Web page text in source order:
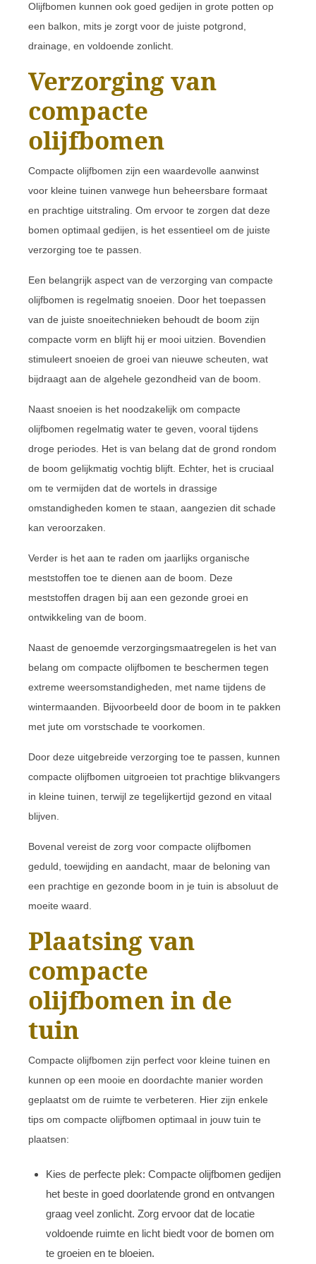
Olijfbomen kunnen ook goed gedijen in grote potten op
een balkon, mits je zorgt voor de juiste potgrond,
drainage, en voldoende zonlicht.
Verzorging van
compacte
olijfbomen
Compacte olijfbomen zijn een waardevolle aanwinst
voor kleine tuinen vanwege hun beheersbare formaat
en prachtige uitstraling. Om ervoor te zorgen dat deze
bomen optimaal gedijen, is het essentieel om de juiste
verzorging toe te passen.
Een belangrijk aspect van de verzorging van compacte
olijfbomen is regelmatig snoeien. Door het toepassen
van de juiste snoeitechnieken behoudt de boom zijn
compacte vorm en blijft hij er mooi uitzien. Bovendien
stimuleert snoeien de groei van nieuwe scheuten, wat
bijdraagt aan de algehele gezondheid van de boom.
Naast snoeien is het noodzakelijk om compacte
olijfbomen regelmatig water te geven, vooral tijdens
droge periodes. Het is van belang dat de grond rondom
de boom gelijkmatig vochtig blijft. Echter, het is cruciaal
om te vermijden dat de wortels in drassige
omstandigheden komen te staan, aangezien dit schade
kan veroorzaken.
Verder is het aan te raden om jaarlijks organische
meststoffen toe te dienen aan de boom. Deze
meststoffen dragen bij aan een gezonde groei en
ontwikkeling van de boom.
Naast de genoemde verzorgingsmaatregelen is het van
belang om compacte olijfbomen te beschermen tegen
extreme weersomstandigheden, met name tijdens de
wintermaanden. Bijvoorbeeld door de boom in te pakken
met jute om vorstschade te voorkomen.
Door deze uitgebreide verzorging toe te passen, kunnen
compacte olijfbomen uitgroeien tot prachtige blikvangers
in kleine tuinen, terwijl ze tegelijkertijd gezond en vitaal
blijven.
Bovenal vereist de zorg voor compacte olijfbomen
geduld, toewijding en aandacht, maar de beloning van
een prachtige en gezonde boom in je tuin is absoluut de
moeite waard.
Plaatsing van
compacte
olijfbomen in de
tuin
Compacte olijfbomen zijn perfect voor kleine tuinen en
kunnen op een mooie en doordachte manier worden
geplaatst om de ruimte te verbeteren. Hier zijn enkele
tips om compacte olijfbomen optimaal in jouw tuin te
plaatsen:
Kies de perfecte plek: Compacte olijfbomen gedijen
het beste in goed doorlatende grond en ontvangen
graag veel zonlicht. Zorg ervoor dat de locatie
voldoende ruimte en licht biedt voor de bomen om
te groeien en te bloeien.